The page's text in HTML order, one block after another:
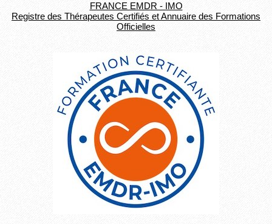
FRANCE EMDR - IMO
Registre des Thérapeutes Certifiés et Annuaire des Formations
Officielles